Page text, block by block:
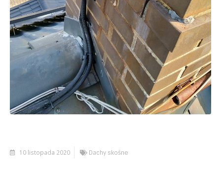
10 listopada 2020 Dachy skośne